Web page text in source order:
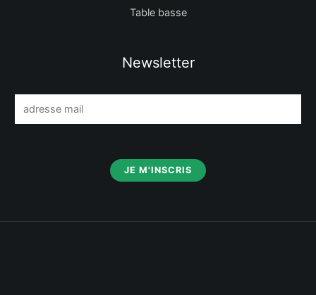
Table basse
Newsletter
m
JE M'INSCRIS